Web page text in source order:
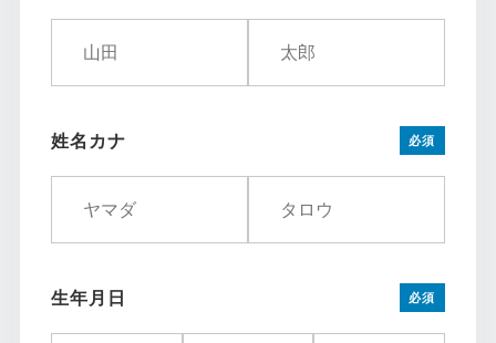
姓名カナ 必須
生年月日 必須